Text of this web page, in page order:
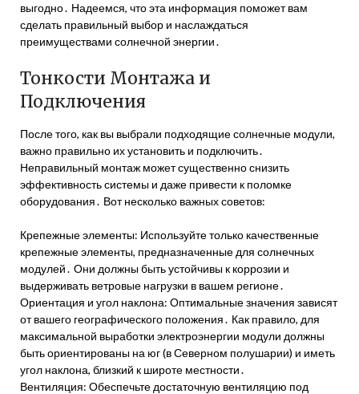
выгодно․ Надеемся, что эта информация поможет вам
сделать правильный выбор и наслаждаться
преимуществами солнечной энергии․
Тонкости Монтажа и
Подключения
После того, как вы выбрали подходящие солнечные модули,
важно правильно их установить и подключить․
Неправильный монтаж может существенно снизить
эффективность системы и даже привести к поломке
оборудования․ Вот несколько важных советов:
Крепежные элементы: Используйте только качественные
крепежные элементы, предназначенные для солнечных
модулей․ Они должны быть устойчивы к коррозии и
выдерживать ветровые нагрузки в вашем регионе․
Ориентация и угол наклона: Оптимальные значения зависят
от вашего географического положения․ Как правило, для
максимальной выработки электроэнергии модули должны
быть ориентированы на юг (в Северном полушарии) и иметь
угол наклона, близкий к широте местности․
Вентиляция: Обеспечьте достаточную вентиляцию под